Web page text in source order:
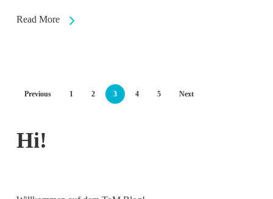
Read More
Previous 1 2 3 4 5 Next
Hi!